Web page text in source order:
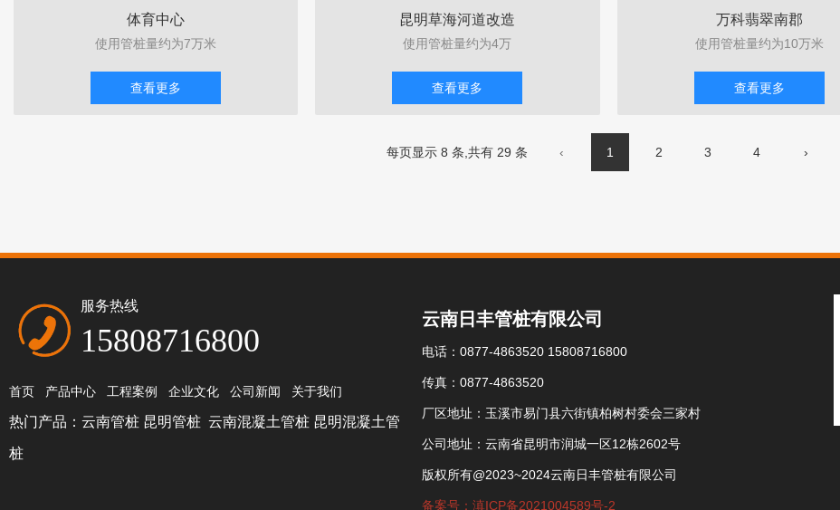
体育中心
使用管桩量约为7万米
查看更多
昆明草海河道改造
使用管桩量约为4万
查看更多
万科翡翠南郡
使用管桩量约为10万米
查看更多
每页显示 8 条,共有 29 条 ‹ 1 2 3 4 ›
服务热线
15808716800
首页 产品中心 工程案例 企业文化 公司新闻 关于我们
热门产品： 云南管桩 昆明管桩 云南混凝土管桩 昆明混凝土管
桩
云南日丰管桩有限公司
电话：0877-4863520 15808716800
传真：0877-4863520
厂区地址：玉溪市易门县六街镇柏树村委会三家村
公司地址：云南省昆明市润城一区12栋2602号
版权所有@2023~2024云南日丰管桩有限公司
备案号：滇ICP备2021004589号-2